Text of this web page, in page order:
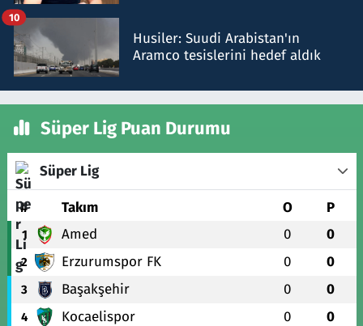
Husiler: Suudi Arabistan'ın
Aramco tesislerini hedef aldık
10
Süper Lig Puan Durumu
Süper Lig
# Takım O P
1 Amed 0 0
2 Erzurumspor FK 0 0
3 Başakşehir 0 0
4 Kocaelispor 0 0